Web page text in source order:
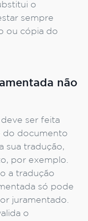
o
sempre
ou cópia do
não
ser feita
do documento
sua tradução,
por exemplo.
a tradução
só pode
juramentado.
o